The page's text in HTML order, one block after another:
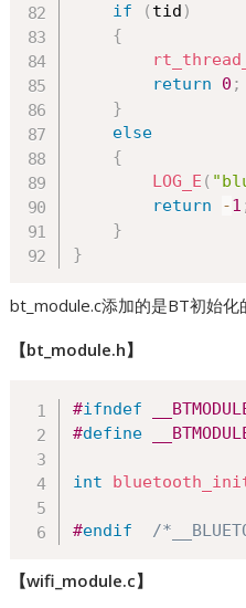
if
( tid )
{
return
0 ;
}
else
{
LOG_E (
return
-1
}
}
bt_module.c添加的是BT初始化
【bt_module.h】
#ifndef
#define
int
#endif /
【wifi_module.c】